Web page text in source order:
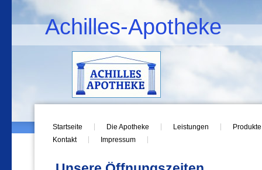
Achilles-Apotheke
Startseite Die Apotheke Leistungen
Produkte
Kontakt
Impressum